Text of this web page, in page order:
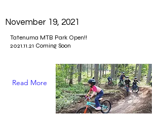
November 19, 2021
Tatenuma MTB Park Open!!
2021.11.21 Coming Soon
Read More